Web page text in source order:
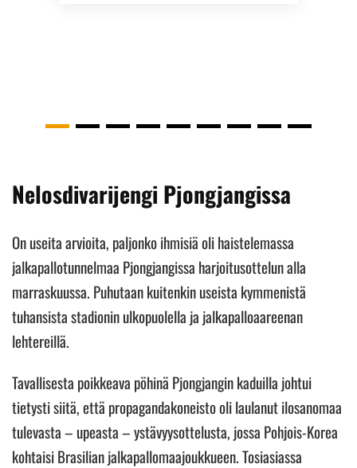
Nelosdivarijengi Pjongjangissa
On useita arvioita, paljonko ihmisiä oli haistelemassa
jalkapallotunnelmaa Pjongjangissa harjoitusottelun alla
marraskuussa. Puhutaan kuitenkin useista kymmenistä
tuhansista stadionin ulkopuolella ja jalkapalloaareenan
lehtereillä.
Tavallisesta poikkeava pöhinä Pjongjangin kaduilla johtui
tietysti siitä, että propagandakoneisto oli laulanut ilosanomaa
tulevasta – upeasta – ystävyysottelusta, jossa Pohjois-Korea
kohtaisi Brasilian jalkapallomaajoukkueen. Tosiasiassa